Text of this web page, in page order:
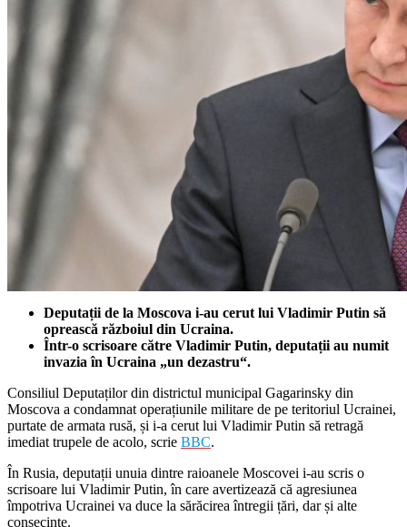
Deputații de la Moscova i-au cerut lui Vladimir Putin să
oprească războiul din Ucraina.
Într-o scrisoare către Vladimir Putin, deputații au numit
invazia în Ucraina „un dezastru“.
Consiliul Deputaților din districtul municipal Gagarinsky din
Moscova a condamnat operațiunile militare de pe teritoriul Ucrainei,
purtate de armata rusă, și i-a cerut lui Vladimir Putin să retragă
imediat trupele de acolo, scrie BBC.
În Rusia, deputații unuia dintre raioanele Moscovei i-au scris o
scrisoare lui Vladimir Putin, în care avertizează că agresiunea
împotriva Ucrainei va duce la sărăcirea întregii țări, dar și alte
consecințe.